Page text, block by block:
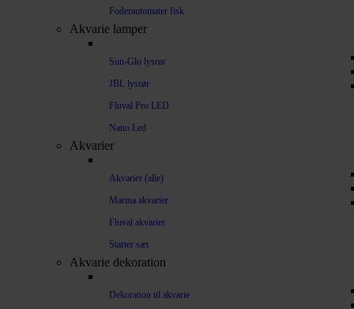
Foderautomater fisk
Akvarie lamper
Sun-Glo lysrør
JBL lysrør
Fluval Pro LED
Nano Led
Akvarier
Akvarier (alle)
Marina akvarier
Fluval akvarier
Starter sæt
Akvarie dekoration
Dekoration til akvarie